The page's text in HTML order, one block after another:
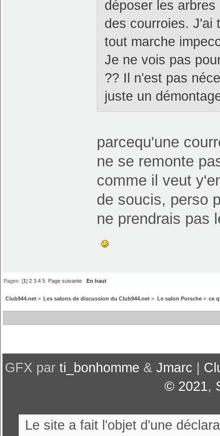
déposer les
des courroies. J'ai
tout marche
Je ne vois pas
?? Il n'est pas
juste un
parcequ'une
ne se remonte
comme il veut
de soucis, perso
ne prendrais pas
Pages: [1]2 3 4 5 Page suivante En haut
Club944.net» Les salons de discussion du Club944.net » Le salon Porsche» ce
GFX par ti_bonhomme & Jmarc
© 2021,
Le site a fait l'objet d'une